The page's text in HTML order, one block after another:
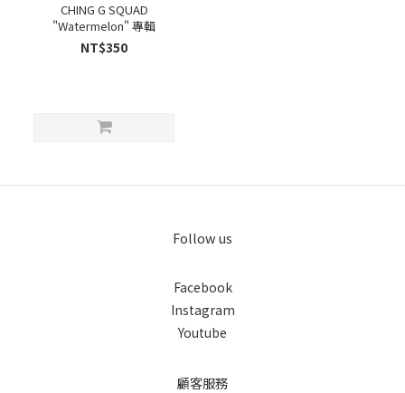
CHING G SQUAD
"Watermelon" 專輯
NT$350
Follow us
Facebook
Instagram
Youtube
顧客服務